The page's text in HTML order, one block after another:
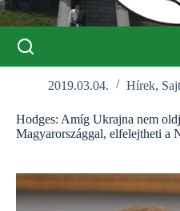
2019.03.04. Hírek,
Hodges: Amíg Ukrajna nem
Magyarországgal, elfelejtheti a